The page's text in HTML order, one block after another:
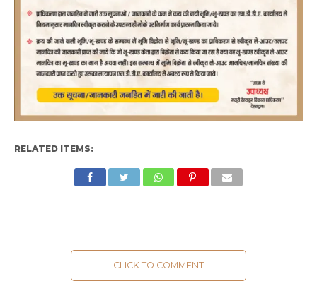
RELATED ITEMS:
CLICK TO COMMENT